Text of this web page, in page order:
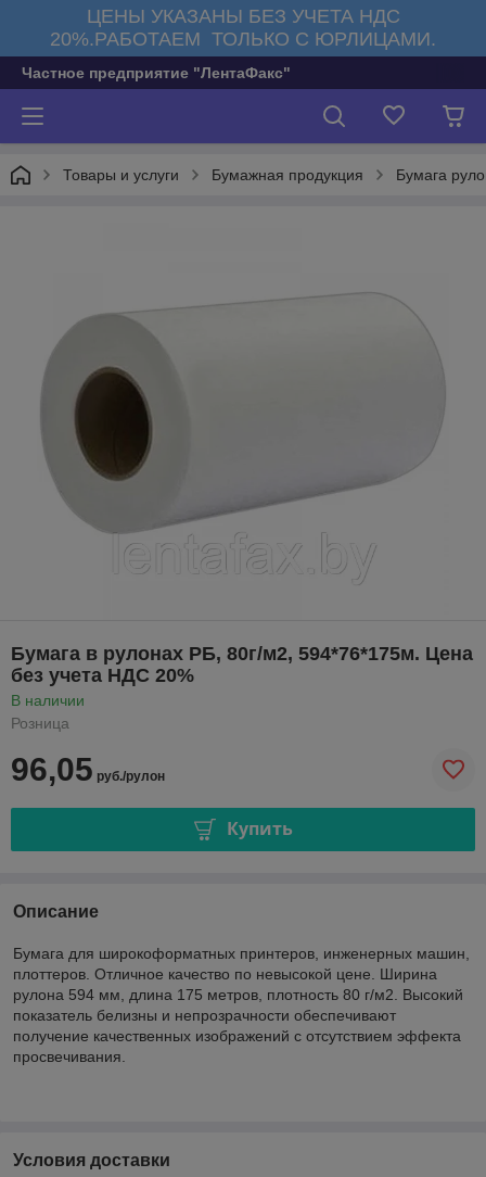
ЦЕНЫ УКАЗАНЫ БЕЗ УЧЕТА НДС
20%.РАБОТАЕМ ТОЛЬКО С ЮРЛИЦАМИ.
Частное предприятие "ЛентаФакс"
Товары и услуги Бумажная продукция Бумага
Бумага в рулонах РБ, 80г/м2, 594*76*175м. Цена
без учета НДС 20%
В наличии
Розница
96,05 руб./рулон
Купить
Описание
Бумага для широкоформатных принтеров, инженерных машин,
плоттеров. Отличное качество по невысокой цене. Ширина
рулона 594 мм, длина 175 метров, плотность 80 г/м2. Высокий
показатель белизны и непрозрачности обеспечивают
получение качественных изображений с отсутствием эффекта
просвечивания.
Условия доставки